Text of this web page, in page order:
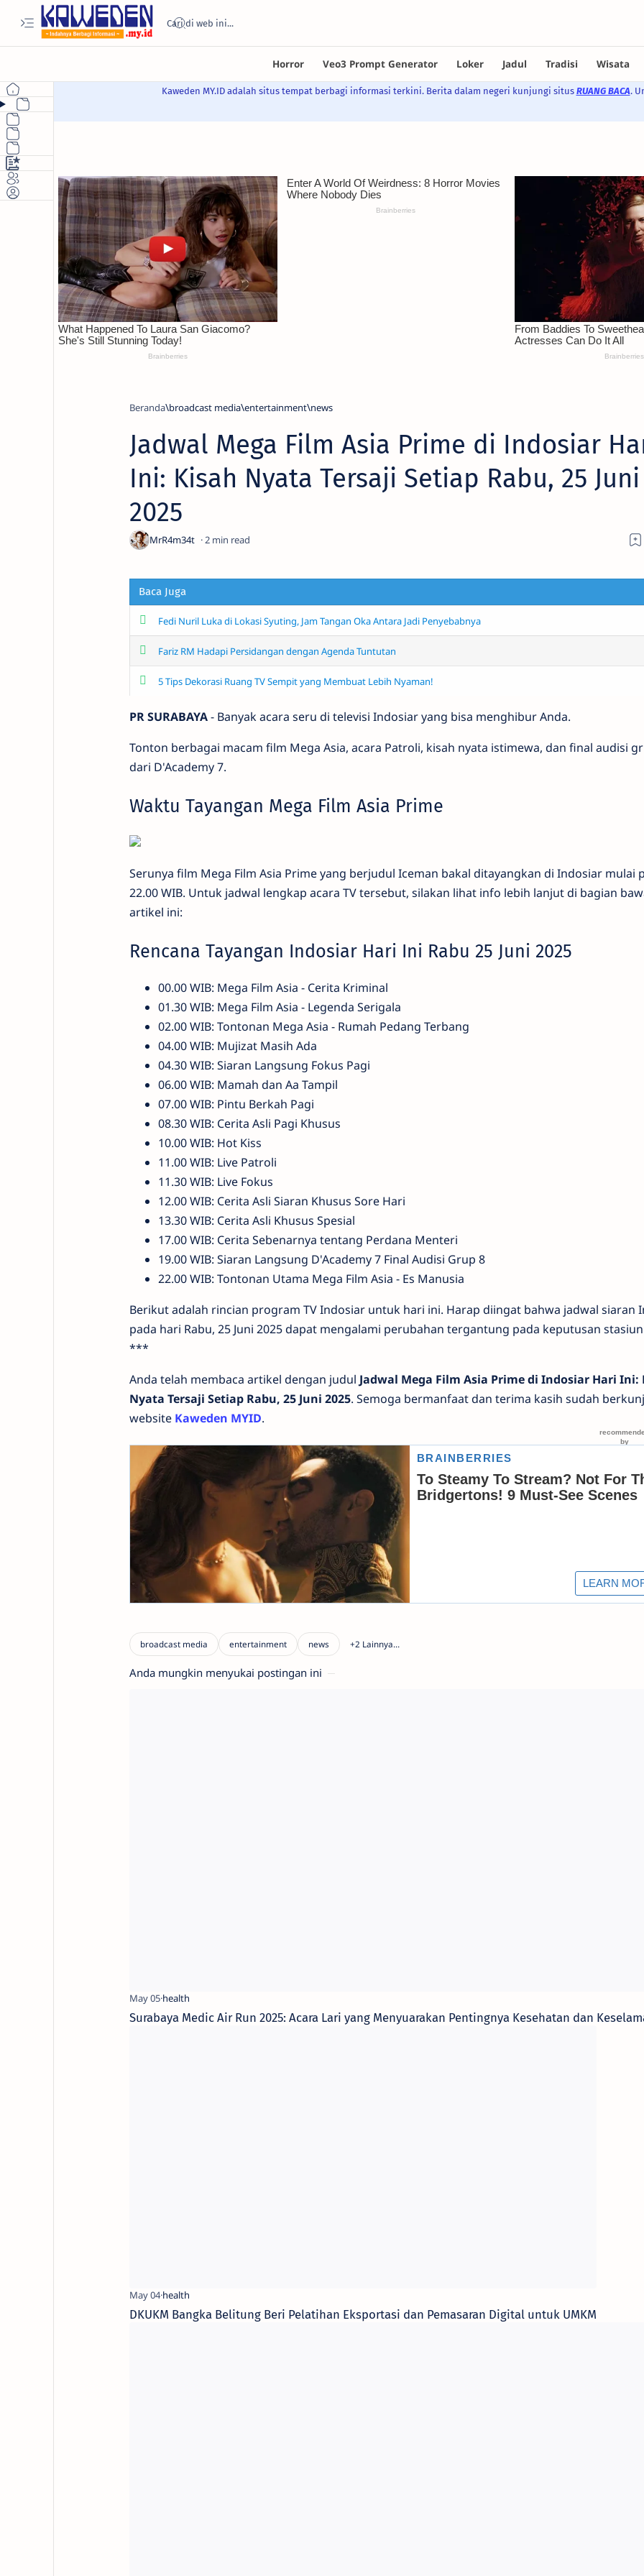
Kaweden MY.ID adalah situs tempat berbagi informasi terkini. Berita dalam negeri kunjungi situs RUANG BACA.
Beranda broadcast media entertainment news
Jadwal Mega Film Asia Prime di Indosiar
Ini: Kisah Nyata Tersaji Setiap Rabu, 25 Juni
2025
2
Baca Juga
Fedi Nuril Luka di Lokasi Syuting, Jam Tangan Oka Antara Jadi Penyebabnya
Fariz RM Hadapi Persidangan dengan Agenda Tuntutan
5 Tips Dekorasi Ruang TV Sempit yang Membuat Lebih Nyaman!
PR SURABAYA- Banyak acara seru di televisi Indosiar yang bisa menghibur Anda.
Tonton berbagai macam film Mega Asia, acara Patroli, kisah nyata istimewa, dan final audisi
dari D'Academy 7.
Waktu Tayangan Mega Film Asia Prime
Serunya film Mega Film Asia Prime yang berjudul Iceman bakal ditayangkan di Indosiar mulai
22.00 WIB. Untuk jadwal lengkap acara TV tersebut, silakan lihat info lebih lanjut di bagian
artikel ini:
Rencana Tayangan Indosiar Hari Ini Rabu 25 Juni 2025
00.00 WIB: Mega Film Asia - Cerita Kriminal
01.30 WIB: Mega Film Asia - Legenda Serigala
02.00 WIB: Tontonan Mega Asia - Rumah Pedang Terbang
04.00 WIB: Mujizat Masih Ada
04.30 WIB: Siaran Langsung Fokus Pagi
06.00 WIB: Mamah dan Aa Tampil
07.00 WIB: Pintu Berkah Pagi
08.30 WIB: Cerita Asli Pagi Khusus
10.00 WIB: Hot Kiss
11.00 WIB: Live Patroli
11.30 WIB: Live Fokus
12.00 WIB: Cerita Asli Siaran Khusus Sore Hari
13.30 WIB: Cerita Asli Khusus Spesial
17.00 WIB: Cerita Sebenarnya tentang Perdana Menteri
19.00 WIB: Siaran Langsung D'Academy 7 Final Audisi Grup 8
22.00 WIB: Tontonan Utama Mega Film Asia - Es Manusia
Berikut adalah rincian program TV Indosiar untuk hari ini. Harap diingat bahwa jadwal siaran
pada hari Rabu, 25 Juni 2025 dapat mengalami perubahan tergantung pada keputusan
***
Anda telah membaca artikel dengan judul Jadwal Mega Film Asia Prime di Indosiar Hari Ini:
Nyata Tersaji Setiap Rabu, 25 Juni 2025. Semoga bermanfaat dan terima kasih sudah
website Kaweden MYID.
Anda mungkin menyukai postingan ini
Surabaya Medic Air Run 2025: Acara Lari yang Menyuarakan Pentingnya Kesehatan dan
DKUKM Bangka Belitung Beri Pelatihan Eksportasi dan Pemasaran Digital untuk UMKM